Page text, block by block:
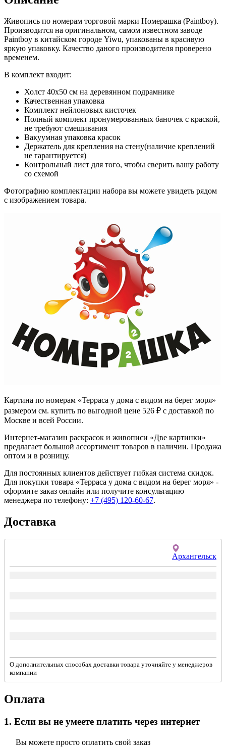
Живопись по номерам торговой марки Номерашка (Paintboy).
Производится на оригинальном, самом известном заводе
Paintboy в китайском городе Yiwu, упакованы в красивую
яркую упаковку. Качество даного производителя проверено
временем.
В комплект входит:
Холст 40x50 см на деревянном подрамнике
Качественная упаковка
Комплект нейлоновых кисточек
Полный комплект пронумерованных баночек с краской,
не требуют смешивания
Вакуумная упаковка красок
Держатель для крепления на стену(наличие креплений
не гарантируется)
Контрольный лист для того, чтобы сверить вашу работу
со схемой
Фотографию комплектации набора вы можете увидеть рядом
с изображением товара.
Картина по номерам «Терраса у дома с видом на берег моря»
размером см. купить по выгодной цене 526 ₽ с доставкой по
Москве и всей России.
Интернет-магазин раскрасок и живописи «Две картинки»
предлагает большой ассортимент товаров в наличии. Продажа
оптом и в розницу.
Для постоянных клиентов действует гибкая система скидок.
Для покупки товара «Терраса у дома с видом на берег моря» -
оформите заказ онлайн или получите консультацию
менеджера по телефону: +7 (495) 120-60-67.
Доставка
Архангельск
О дополнительных способах доставки товара уточняйте у менеджеров
компании
Оплата
1. Если вы не умеете платить через интернет
Вы можете просто оплатить свой заказ